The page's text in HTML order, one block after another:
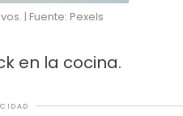
| Fuente: Pexels
en la cocina.